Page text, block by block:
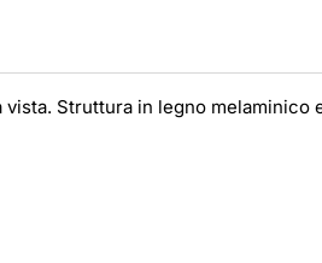
Struttura in legno